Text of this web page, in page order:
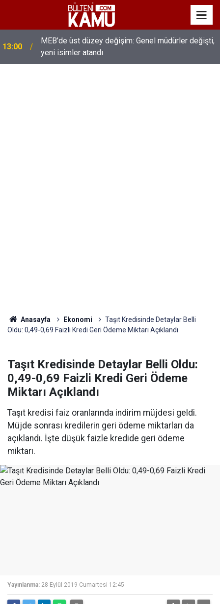
13:00
MEB’de üst düzey değişim: Genel müdürler değişti,
yeni isimler atandı
Anasayfa Ekonomi
Taşıt Kredisinde Detaylar Belli
Oldu: 0,49-0,69 Faizli Kredi Geri Ödeme Miktarı Açıklandı
Taşıt Kredisinde Detaylar Belli Oldu:
0,49-0,69 Faizli Kredi Geri Ödeme
Miktarı Açıklandı
Taşıt kredisi faiz oranlarında indirim müjdesi geldi.
Müjde sonrası kredilerin geri ödeme miktarları da
açıklandı. İşte düşük faizle kredide geri ödeme
miktarı.
Yayınlanma: 28 Eylül 2019 Cumartesi 12:45